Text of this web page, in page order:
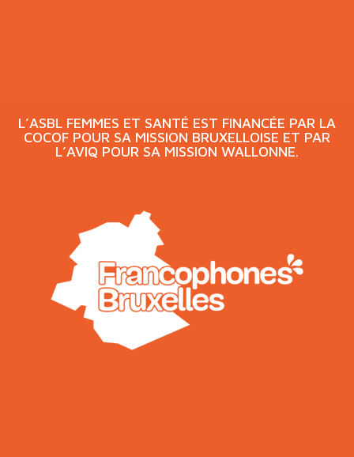
L’ASBL FEMMES ET SANTÉ EST FINANCÉE PAR LA
COCOF POUR SA MISSION BRUXELLOISE ET PAR
L’AVIQ POUR SA MISSION WALLONNE.